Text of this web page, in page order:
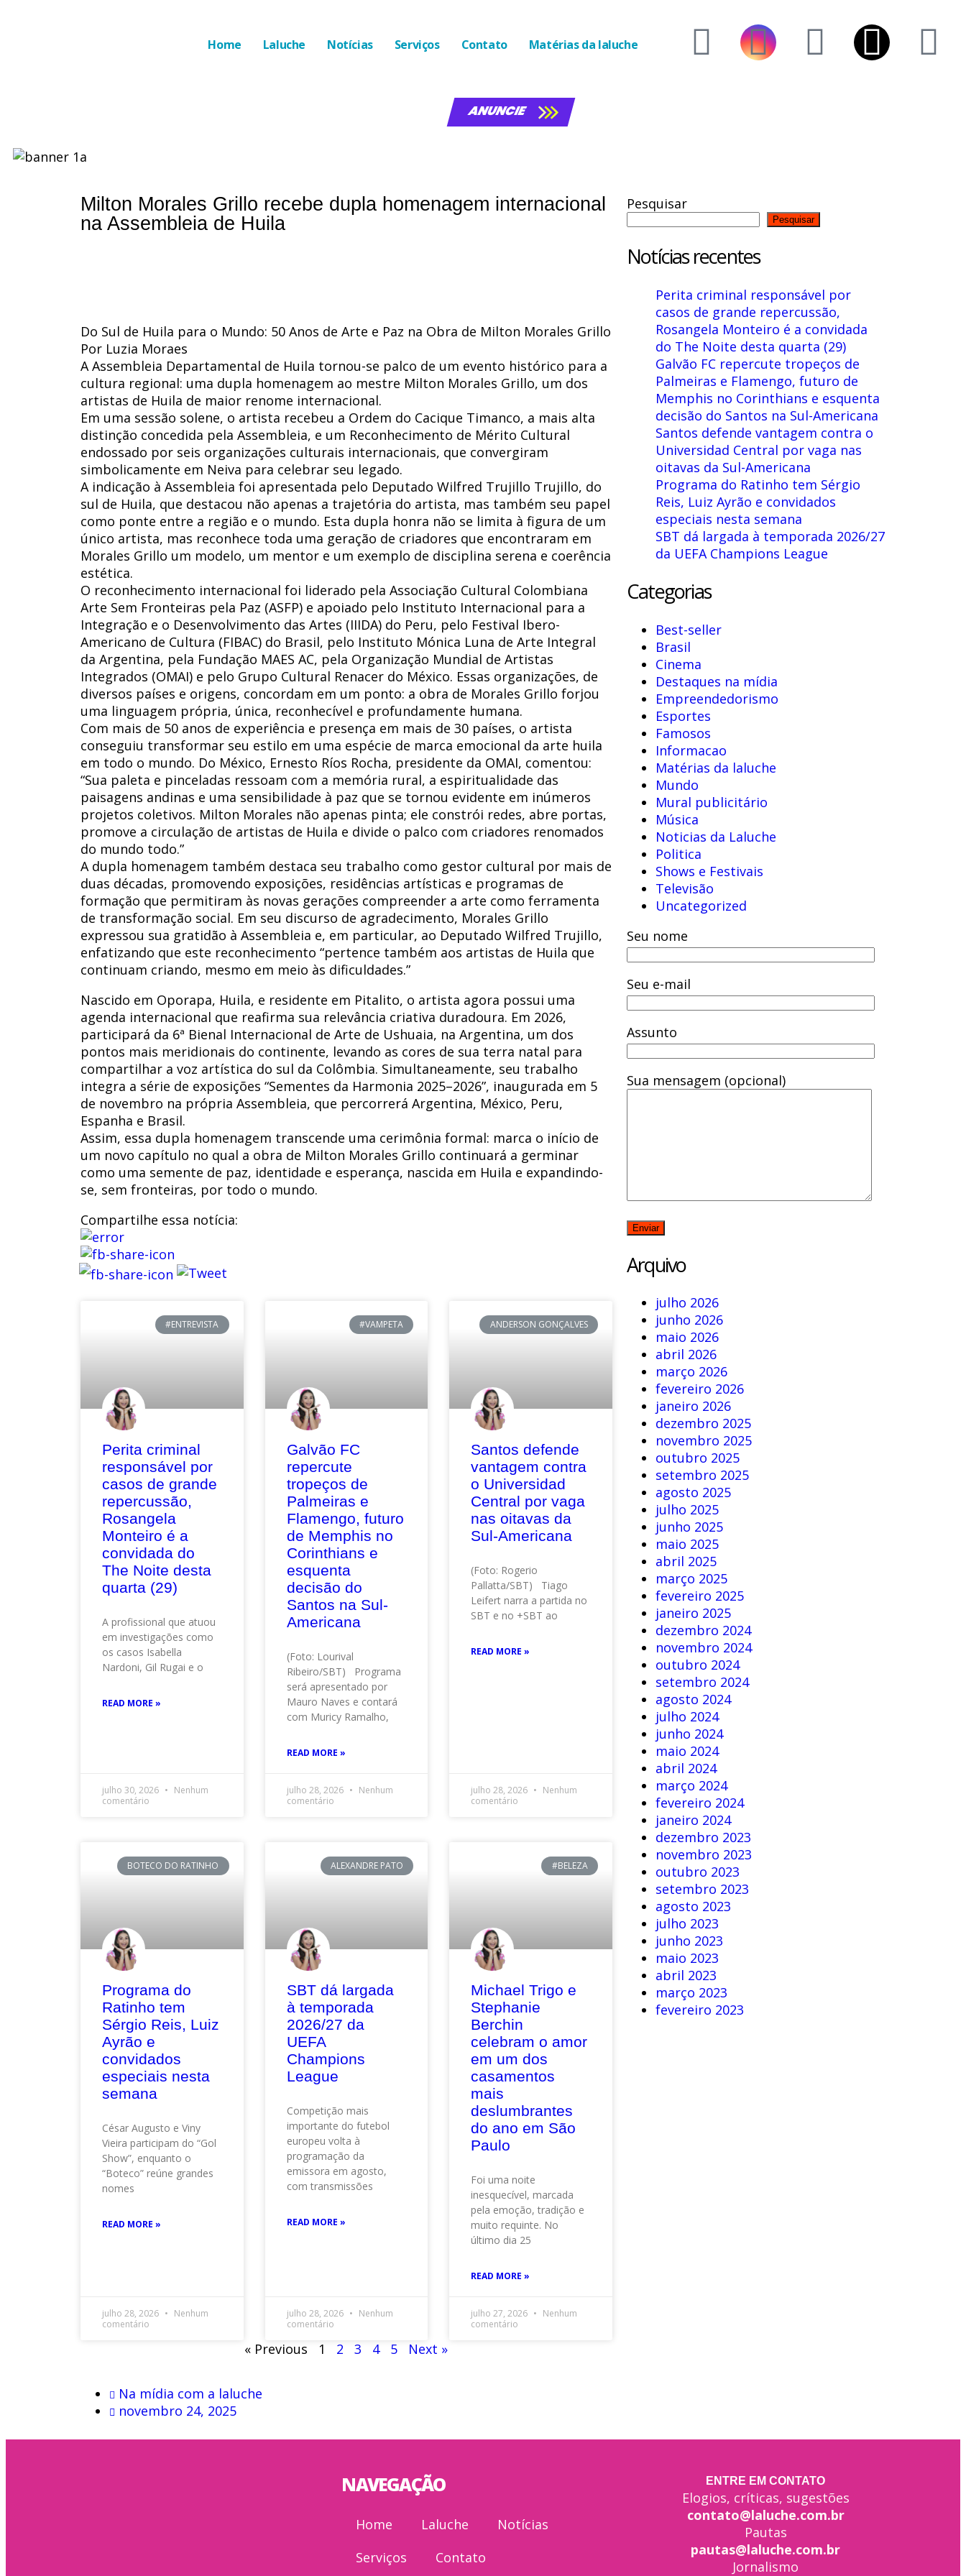
Home Laluche Notícias Serviços Contato Matérias da laluche
ANUNCIE
Milton Morales Grillo recebe dupla homenagem internacional
na Assembleia de Huila
Do Sul de Huila para o Mundo: 50 Anos de Arte e Paz na Obra de Milton Morales Grillo
Por Luzia Moraes
A Assembleia Departamental de Huila tornou-se palco de um evento histórico para a
cultura regional: uma dupla homenagem ao mestre Milton Morales Grillo, um dos
artistas de Huila de maior renome internacional.
Em uma sessão solene, o artista recebeu a Ordem do Cacique Timanco, a mais alta
distinção concedida pela Assembleia, e um Reconhecimento de Mérito Cultural
endossado por seis organizações culturais internacionais, que convergiram
simbolicamente em Neiva para celebrar seu legado.
A indicação à Assembleia foi apresentada pelo Deputado Wilfred Trujillo Trujillo, do
sul de Huila, que destacou não apenas a trajetória do artista, mas também seu papel
como ponte entre a região e o mundo. Esta dupla honra não se limita à figura de um
único artista, mas reconhece toda uma geração de criadores que encontraram em
Morales Grillo um modelo, um mentor e um exemplo de disciplina serena e coerência
estética.
O reconhecimento internacional foi liderado pela Associação Cultural Colombiana
Arte Sem Fronteiras pela Paz (ASFP) e apoiado pelo Instituto Internacional para a
Integração e o Desenvolvimento das Artes (IIIDA) do Peru, pelo Festival Ibero-
Americano de Cultura (FIBAC) do Brasil, pelo Instituto Mónica Luna de Arte Integral
da Argentina, pela Fundação MAES AC, pela Organização Mundial de Artistas
Integrados (OMAI) e pelo Grupo Cultural Renacer do México. Essas organizações, de
diversos países e origens, concordam em um ponto: a obra de Morales Grillo forjou
uma linguagem própria, única, reconhecível e profundamente humana.
Com mais de 50 anos de experiência e presença em mais de 30 países, o artista
conseguiu transformar seu estilo em uma espécie de marca emocional da arte huila
em todo o mundo. Do México, Ernesto Ríos Rocha, presidente da OMAI, comentou:
“Sua paleta e pinceladas ressoam com a memória rural, a espiritualidade das
paisagens andinas e uma sensibilidade à paz que se tornou evidente em inúmeros
projetos coletivos. Milton Morales não apenas pinta; ele constrói redes, abre portas,
promove a circulação de artistas de Huila e divide o palco com criadores renomados
do mundo todo.”
A dupla homenagem também destaca seu trabalho como gestor cultural por mais de
duas décadas, promovendo exposições, residências artísticas e programas de
formação que permitiram às novas gerações compreender a arte como ferramenta
de transformação social. Em seu discurso de agradecimento, Morales Grillo
expressou sua gratidão à Assembleia e, em particular, ao Deputado Wilfred Trujillo,
enfatizando que este reconhecimento “pertence também aos artistas de Huila que
continuam criando, mesmo em meio às dificuldades.”
Nascido em Oporapa, Huila, e residente em Pitalito, o artista agora possui uma
agenda internacional que reafirma sua relevância criativa duradoura. Em 2026,
participará da 6ª Bienal Internacional de Arte de Ushuaia, na Argentina, um dos
pontos mais meridionais do continente, levando as cores de sua terra natal para
compartilhar a voz artística do sul da Colômbia. Simultaneamente, seu trabalho
integra a série de exposições “Sementes da Harmonia 2025–2026”, inaugurada em 5
de novembro na própria Assembleia, que percorrerá Argentina, México, Peru,
Espanha e Brasil.
Assim, essa dupla homenagem transcende uma cerimônia formal: marca o início de
um novo capítulo no qual a obra de Milton Morales Grillo continuará a germinar
como uma semente de paz, identidade e esperança, nascida em Huila e expandindo-
se, sem fronteiras, por todo o mundo.
Compartilhe essa notícia:
#ENTREVISTA
Perita criminal
responsável por
casos de grande
repercussão,
Rosangela
Monteiro é a
convidada do
The Noite desta
quarta (29)
A profissional que atuou
em investigações como
os casos Isabella
Nardoni, Gil Rugai e o
READ MORE »
julho 30, 2026
Nenhum
comentário
#VAMPETA
Galvão FC
repercute
tropeços de
Palmeiras e
Flamengo, futuro
de Memphis no
Corinthians e
esquenta
decisão do
Santos na Sul-
Americana
(Foto: Lourival
Ribeiro/SBT) Programa
será apresentado por
Mauro Naves e contará
com Muricy Ramalho,
READ MORE »
julho 28, 2026
Nenhum
comentário
ANDERSON GONÇALVES
Santos defende
vantagem contra
o Universidad
Central por vaga
nas oitavas da
Sul-Americana
(Foto: Rogerio
Pallatta/SBT) Tiago
Leifert narra a partida no
SBT e no +SBT ao
READ MORE »
julho 28, 2026
Nenhum
comentário
BOTECO DO RATINHO
Programa do
Ratinho tem
Sérgio Reis, Luiz
Ayrão e
convidados
especiais nesta
semana
César Augusto e Viny
Vieira participam do “Gol
Show”, enquanto o
“Boteco” reúne grandes
nomes
READ MORE »
julho 28, 2026
Nenhum
comentário
ALEXANDRE PATO
SBT dá largada
à temporada
2026/27 da
UEFA
Champions
League
Competição mais
importante do futebol
europeu volta à
programação da
emissora em agosto,
com transmissões
READ MORE »
julho 28, 2026
Nenhum
comentário
#BELEZA
Michael Trigo e
Stephanie
Berchin
celebram o amor
em um dos
casamentos
mais
deslumbrantes
do ano em São
Paulo
Foi uma noite
inesquecível, marcada
pela emoção, tradição e
muito requinte. No
último dia 25
READ MORE »
julho 27, 2026
Nenhum
comentário
« Previous 1 2 3 4 5 Next »
Pesquisar
Pesquisar
Notícias recentes
Perita criminal responsável por
casos de grande repercussão,
Rosangela Monteiro é a convidada
do The Noite desta quarta (29)
Galvão FC repercute tropeços de
Palmeiras e Flamengo, futuro de
Memphis no Corinthians e esquenta
decisão do Santos na Sul-Americana
Santos defende vantagem contra o
Universidad Central por vaga nas
oitavas da Sul-Americana
Programa do Ratinho tem Sérgio
Reis, Luiz Ayrão e convidados
especiais nesta semana
SBT dá largada à temporada 2026/27
da UEFA Champions League
Categorias
Best-seller
Brasil
Cinema
Destaques na mídia
Empreendedorismo
Esportes
Famosos
Informacao
Matérias da laluche
Mundo
Mural publicitário
Música
Noticias da Laluche
Politica
Shows e Festivais
Televisão
Uncategorized
Seu nome
Seu e-mail
Assunto
Sua mensagem (opcional)
Arquivo
julho 2026
junho 2026
maio 2026
abril 2026
março 2026
fevereiro 2026
janeiro 2026
dezembro 2025
novembro 2025
outubro 2025
setembro 2025
agosto 2025
julho 2025
junho 2025
maio 2025
abril 2025
março 2025
fevereiro 2025
janeiro 2025
dezembro 2024
novembro 2024
outubro 2024
setembro 2024
agosto 2024
julho 2024
junho 2024
maio 2024
abril 2024
março 2024
fevereiro 2024
janeiro 2024
dezembro 2023
novembro 2023
outubro 2023
setembro 2023
agosto 2023
julho 2023
junho 2023
maio 2023
abril 2023
março 2023
fevereiro 2023
Na mídia com a laluche
novembro 24, 2025
NAVEGAÇÃO
Home Laluche
Notícias
Serviços
Contato
ENTRE EM CONTATO
Elogios, críticas, sugestões
contato@laluche.com.br
Pautas
pautas@laluche.com.br
Jornalismo